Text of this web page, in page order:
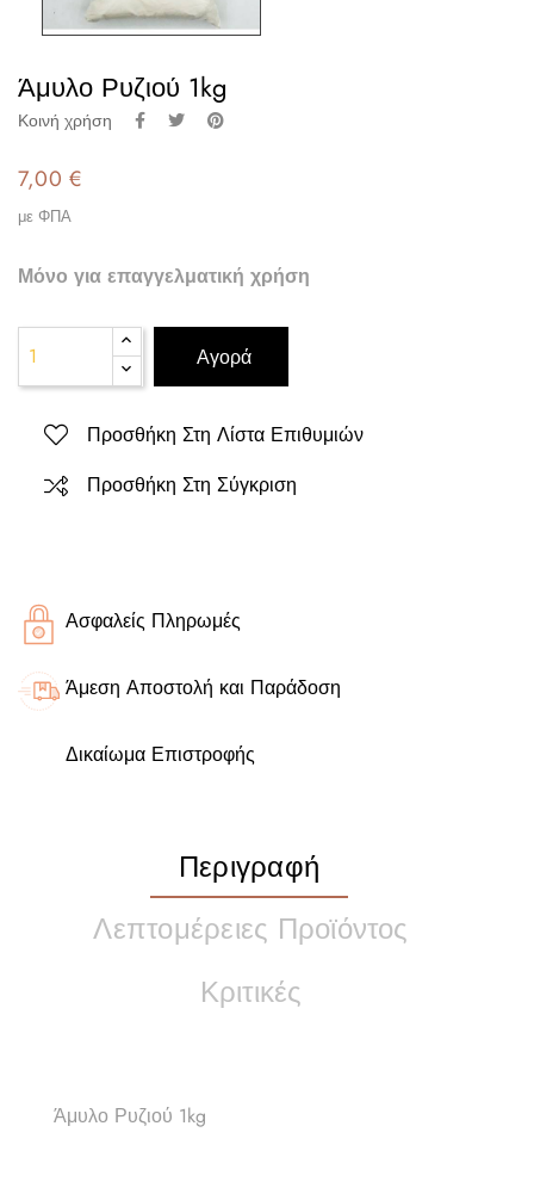
Άμυλο Ρυζιού 1kg
Κοινή χρήση
7,00 €
με ΦΠΑ
Μόνο για επαγγελματική χρήση
Αγορά
Προσθήκη Στη Λίστα Επιθυμιών
Προσθήκη Στη Σύγκριση
Ασφαλείς Πληρωμές
Άμεση Αποστολή και Παράδοση
Δικαίωμα Επιστροφής
Περιγραφή
Λεπτομέρειες Προϊόντος
Κριτικές
Άμυλο Ρυζιού 1kg